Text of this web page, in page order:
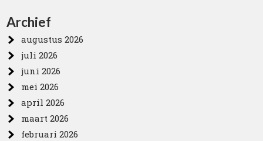
Archief
augustus 2026
juli 2026
juni 2026
mei 2026
april 2026
maart 2026
februari 2026